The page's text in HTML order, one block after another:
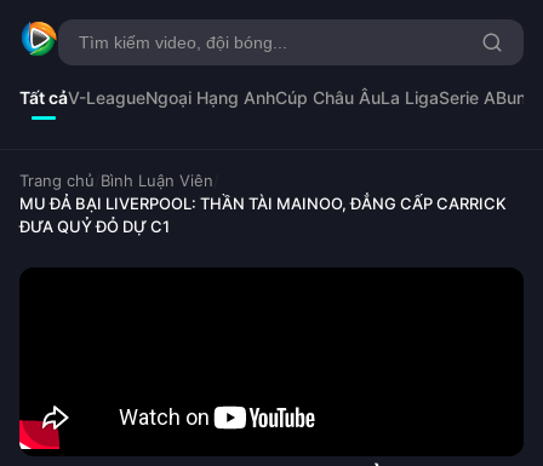
Tất cảV-LeagueNgoại Hạng AnhCúp Châu ÂuLa LigaSerie A
Trang chủ Bình Luận Viên
MU ĐẢ BẠI LIVERPOOL: THẦN TÀI MAINOO, ĐẲNG CẤP CARRICK
ĐƯA QUỶ ĐỎ DỰ C1